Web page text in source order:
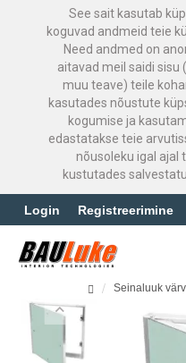
See sait kasutab
koguvad andmeid teie
Need andmed on
aitavad meil saidi sisu
muu teave) teile
kasutades nõustute
kogumise ja
edastatakse teie
nõusoleku igal ajal
kustutades
Login Registreerimine
Seinaluuk